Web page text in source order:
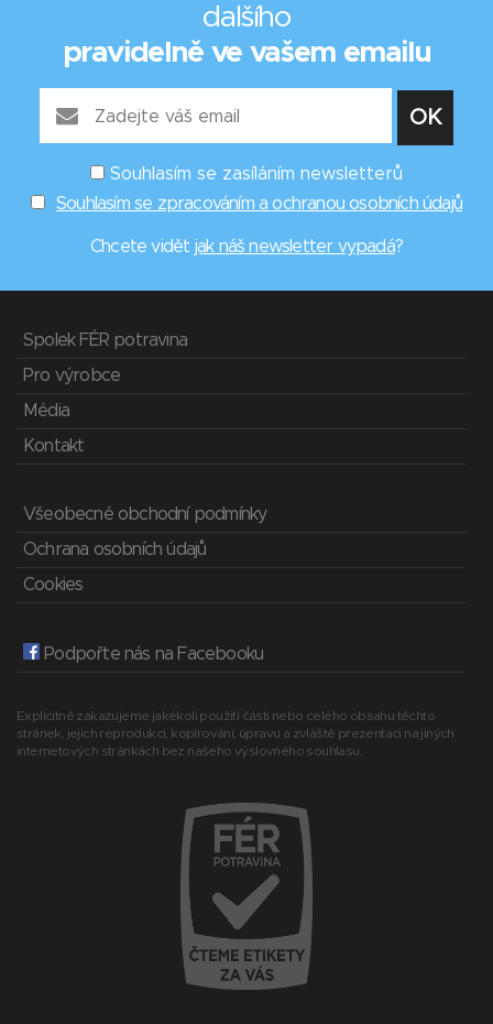
dalšího
pravidelně ve vašem emailu
Souhlasím se zasíláním newsletterů
Souhlasím se zpracováním a ochranou osobních údajů
Chcete vidět jak náš newsletter vypadá?
Spolek FÉR potravina
Pro výrobce
Média
Kontakt
Všeobecné obchodní podmínky
Ochrana osobních údajů
Cookies
Podpořte nás na Facebooku
Explicitně zakazujeme jakékoli použití části nebo celého obsahu těchto
stránek, jejich reprodukci, kopírování, úpravu a zvláště prezentaci na jiných
internetových stránkách bez našeho výslovného souhlasu.